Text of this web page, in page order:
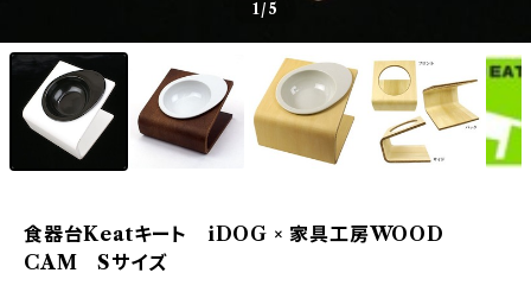
1/5
食器台Keatキート iDOG × 家具工房WOOD
CAM Sサイズ